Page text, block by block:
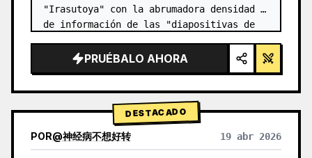
"Irasutoya" con la abrumadora densidad
de información de las "diapositivas de
PRUÉBALO AHORA
DESTACADO
POR@神经病不想好转 19 abr 2026